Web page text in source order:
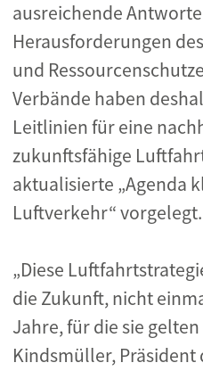
ausreichende
Herausforderungen
und
Verbände haben
Leitlinien für eine
zukunftsfähige
aktualisierte „Agenda
Luftverkehr“ vorgelegt.
„Diese
die Zukunft, nicht
Jahre, für die sie
Kindsmüller, Präsident